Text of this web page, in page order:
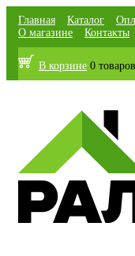
Главная Каталог
О магазине
Контакты
В корзине 0 товаров